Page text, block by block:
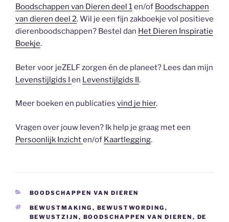
Boodschappen van Dieren deel 1en/of Boodschappen
van dieren deel 2. Wil je een fijn zakboekje vol positieve
dierenboodschappen? Bestel dan Het Dieren Inspiratie
Boekje.
Beter voor jeZELF zorgen én de planeet? Lees dan mijn
Levenstijlgids I en Levenstijlgids II.
Meer boeken en publicaties vind je hier.
Vragen over jouw leven? Ik help je graag met een
Persoonlijk Inzichten/of Kaartlegging.
CATEGORIEËN
BOODSCHAPPEN VAN DIEREN
TAGS
BEWUSTMAKING , BEWUSTWORDING ,
BEWUSTZIJN , BOODSCHAPPEN VAN DIEREN , DE